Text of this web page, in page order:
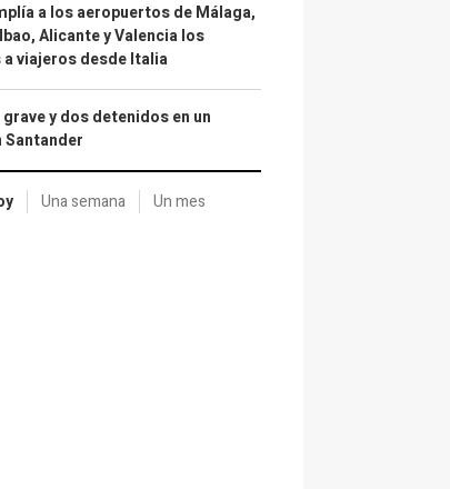
a los aeropuertos de Málaga,
Alicante y Valencia los
viajeros desde Italia
y dos detenidos en un
Una semana Un mes